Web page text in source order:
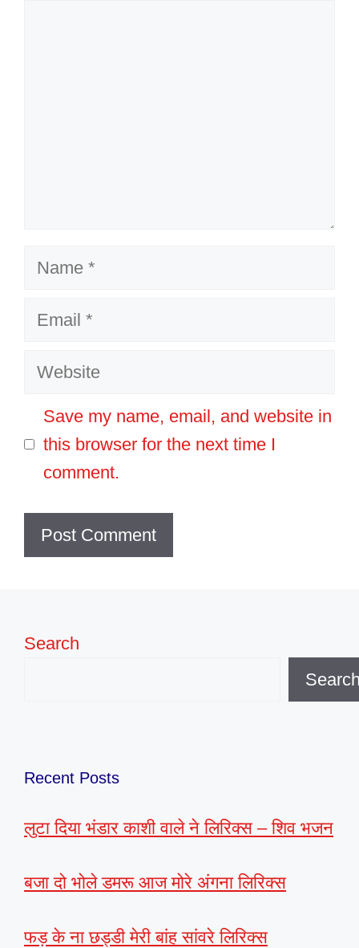
Name
Email
Website
Save my name, email, and website in
this browser for the next time I
comment.
Search
Recent Posts
लुटा दिया भंडार काशी वाले ने लिरिक्स – शिव भजन
बजा दो भोले डमरू आज मोरे अंगना लिरिक्स
फड़ के ना छड्डी मेरी बांह सांवरे लिरिक्स